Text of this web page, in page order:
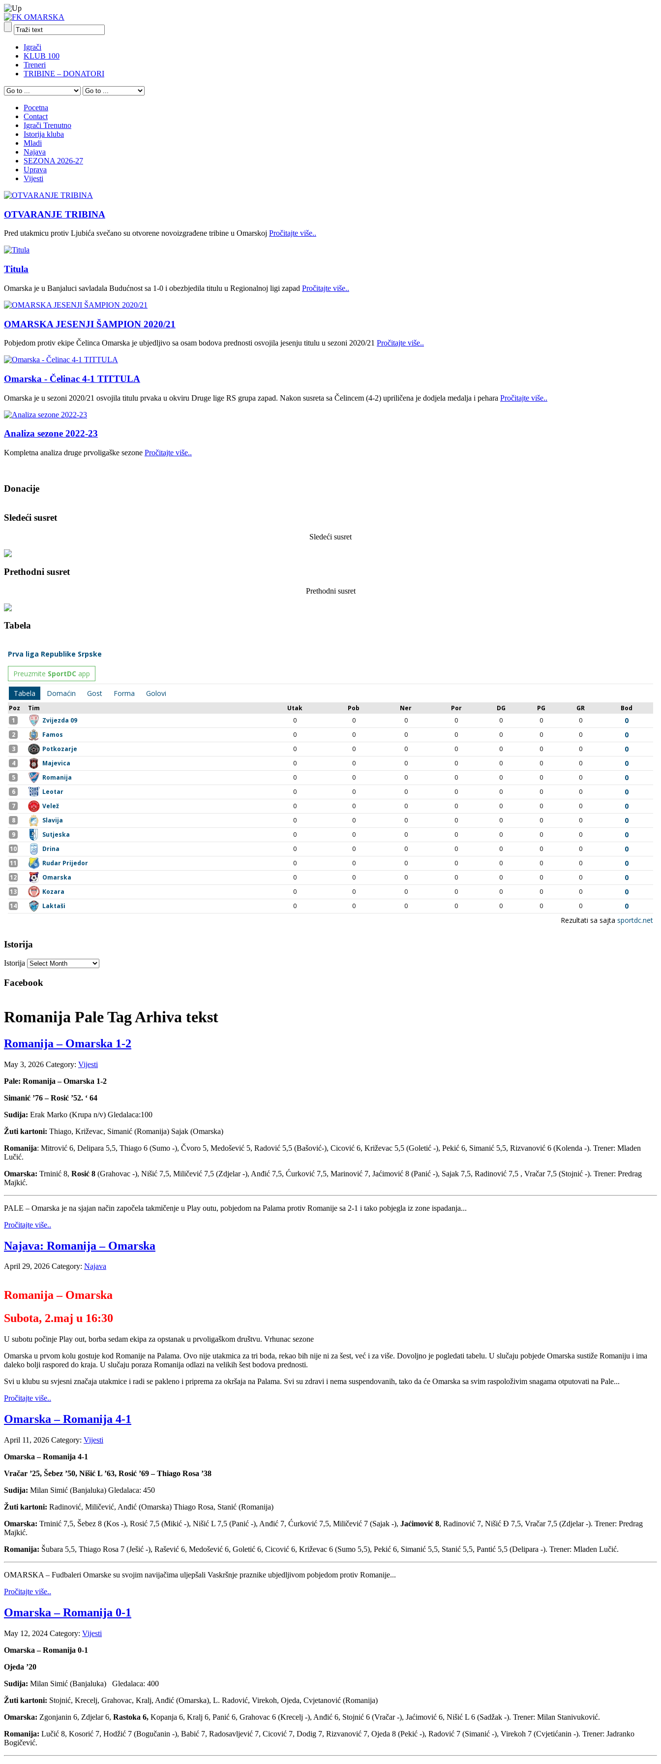
Igrači
KLUB 100
Treneri
TRIBINE – DONATORI
Pocetna
Contact
Igrači Trenutno
Istorija kluba
Mladi
Najava
SEZONA 2026-27
Uprava
Vijesti
OTVARANJE TRIBINA
Pred utakmicu protiv Ljubića svečano su otvorene novoizgrađene tribine u Omarskoj Pročitajte više..
Titula
Omarska je u Banjaluci savladala Budućnost sa 1-0 i obezbjedila titulu u Regionalnoj ligi zapad Pročitajte više..
OMARSKA JESENJI ŠAMPION 2020/21
Pobjedom protiv ekipe Čelinca Omarska je ubjedljivo sa osam bodova prednosti osvojila jesenju titulu u sezoni 2020/21 Pročitajte više..
Omarska - Čelinac 4-1 TITTULA
Omarska je u sezoni 2020/21 osvojila titulu prvaka u okviru Druge lige RS grupa zapad. Nakon susreta sa Čelincem (4-2) upriličena je dodjela medalja i pehara Pročitajte više..
Analiza sezone 2022-23
Kompletna analiza druge prvoligaške sezone Pročitajte više..
Donacije
Sledeći susret
Sledeći susret
Prethodni susret
Prethodni susret
Tabela
Istorija
Istorija
Facebook
Romanija Pale Tag Arhiva tekst
Romanija – Omarska 1-2
May 3, 2026 Category: Vijesti
Pale: Romanija – Omarska 1-2
Simanić ’76 – Rosić ’52. ‘ 64
Sudija: Erak Marko (Krupa n/v) Gledalaca:100
Žuti kartoni: Thiago, Križevac, Simanić (Romanija) Sajak (Omarska)
Romanija: Mitrović 6, Delipara 5,5, Thiago 6 (Sumo -), Čvoro 5, Medošević 5, Radović 5,5 (Bašović-), Cicović 6, Križevac 5,5 (Goletić -), Pekić 6, Simanić 5,5, Rizvanović 6 (Kolenda -). Trener: Mladen
Lučić.
Omarska: Trninić 8, Rosić 8 (Grahovac -), Nišić 7,5, Miličević 7,5 (Zdjelar -), Anđić 7,5, Ćurković 7,5, Marinović 7, Jaćimović 8 (Panić -), Sajak 7,5, Radinović 7,5 , Vračar 7,5 (Stojnić -). Trener: Predrag
Majkić.
PALE – Omarska je na sjajan način započela takmičenje u Play outu, pobjedom na Palama protiv Romanije sa 2-1 i tako pobjegla iz zone ispadanja...
Pročitajte više..
Najava: Romanija – Omarska
April 29, 2026 Category: Najava
Romanija – Omarska
Subota, 2.maj u 16:30
U subotu počinje Play out, borba sedam ekipa za opstanak u prvoligaškom društvu. Vrhunac sezone
Omarska u prvom kolu gostuje kod Romanije na Palama. Ovo nije utakmica za tri boda, rekao bih nije ni za šest, već i za više. Dovoljno je pogledati tabelu. U slučaju pobjede Omarska sustiže Romaniju i ima
daleko bolji raspored do kraja. U slučaju poraza Romanija odlazi na velikih šest bodova prednosti.
Svi u klubu su svjesni značaja utakmice i radi se pakleno i priprema za okršaja na Palama. Svi su zdravi i nema suspendovanih, tako da će Omarska sa svim raspoloživim snagama otputovati na Pale...
Pročitajte više..
Omarska – Romanija 4-1
April 11, 2026 Category: Vijesti
Omarska – Romanija 4-1
Vračar ’25, Šebez ’50, Nišić L ’63, Rosić ’69 – Thiago Rosa ’38
Sudija: Milan Simić (Banjaluka) Gledalaca: 450
Žuti kartoni: Radinović, Miličević, Anđić (Omarska) Thiago Rosa, Stanić (Romanija)
Omarska: Trninić 7,5, Šebez 8 (Kos -), Rosić 7,5 (Mikić -), Nišić L 7,5 (Panić -), Anđić 7, Ćurković 7,5, Miličević 7 (Sajak -), Jaćimović 8, Radinović 7, Nišić Đ 7,5, Vračar 7,5 (Zdjelar -). Trener: Predrag
Majkić.
Romanija: Šubara 5,5, Thiago Rosa 7 (Ješić -), Rašević 6, Medošević 6, Goletić 6, Cicović 6, Križevac 6 (Sumo 5,5), Pekić 6, Simanić 5,5, Stanić 5,5, Pantić 5,5 (Delipara -). Trener: Mladen Lučić.
OMARSKA – Fudbaleri Omarske su svojim navijačima uljepšali Vaskršnje praznike ubjedljivom pobjedom protiv Romanije...
Pročitajte više..
Omarska – Romanija 0-1
May 12, 2024 Category: Vijesti
Omarska – Romanija 0-1
Ojeda ’20
Sudija: Milan Simić (Banjaluka) Gledalaca: 400
Žuti kartoni: Stojnić, Krecelj, Grahovac, Kralj, Anđić (Omarska), L. Radović, Virekoh, Ojeda, Cvjetanović (Romanija)
Omarska: Zgonjanin 6, Zdjelar 6, Rastoka 6, Kopanja 6, Kralj 6, Panić 6, Grahovac 6 (Krecelj -), Anđić 6, Stojnić 6 (Vračar -), Jaćimović 6, Nišić L 6 (Sadžak -). Trener: Milan Stanivuković.
Romanija: Lučić 8, Kosorić 7, Hodžić 7 (Bogučanin -), Babić 7, Radosavljević 7, Cicović 7, Dodig 7, Rizvanović 7, Ojeda 8 (Pekić -), Radović 7 (Simanić -), Virekoh 7 (Cvjetićanin -). Trener: Jadranko
Bogičević.